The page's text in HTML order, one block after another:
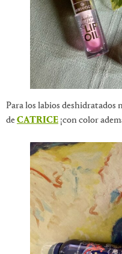
Para los labios deshidratados
deCATRICE ¡con color